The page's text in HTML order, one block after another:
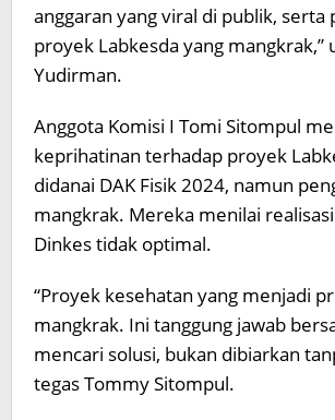
anggaran yang viral di publik, serta
proyek Labkesda yang mangkrak,”
Yudirman.
Anggota Komisi I Tomi Sitompul
keprihatinan terhadap proyek
didanai DAK Fisik 2024, namun
mangkrak. Mereka menilai
Dinkes tidak optimal.
“Proyek kesehatan yang menjadi
mangkrak. Ini tanggung jawab
mencari solusi, bukan dibiarkan
tegas Tommy Sitompul.